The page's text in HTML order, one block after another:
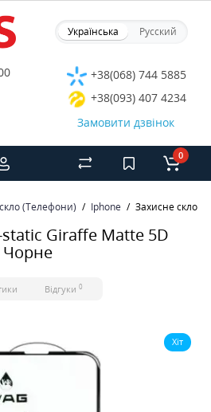
Українська Русский
+38(068) 744 5885
+38(093) 407 4234
Замовити дзвінок
0
(Телефони) Iphone Захисне скло
Giraffe Matte 5D
Чорне
Відгуки 0
Хіт